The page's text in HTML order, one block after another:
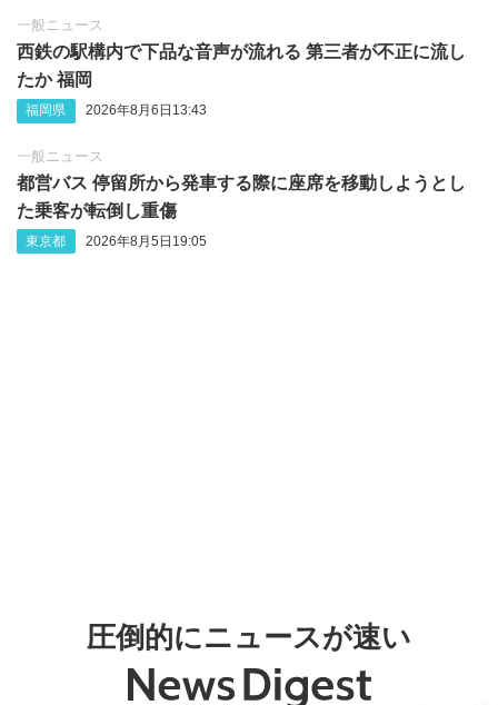
一般ニュース
西鉄の駅構内で下品な音声が流れる 第三者が不正に流し
たか 福岡
福岡県 2026年8月6日13:43
一般ニュース
都営バス 停留所から発車する際に座席を移動しようとし
た乗客が転倒し重傷
東京都 2026年8月5日19:05
圧倒的にニュースが速い